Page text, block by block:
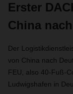
Erster
China
Der
von China nach
FEU, also 40-Fuß-
Ludwigshafen in